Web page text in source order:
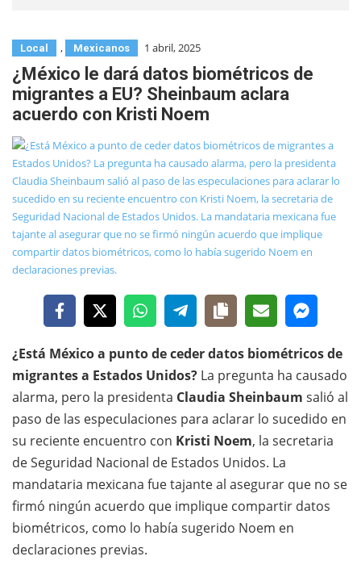
Local , Mexicanos 1 abril, 2025
¿México le dará datos biométricos de
migrantes a EU? Sheinbaum aclara
acuerdo con Kristi Noem
¿Está México a punto de ceder datos biométricos de
migrantes a Estados Unidos? La pregunta ha causado
alarma, pero la presidenta Claudia Sheinbaum salió al
paso de las especulaciones para aclarar lo sucedido en
su reciente encuentro con Kristi Noem, la secretaria
de Seguridad Nacional de Estados Unidos. La
mandataria mexicana fue tajante al asegurar que no se
firmó ningún acuerdo que implique compartir datos
biométricos, como lo había sugerido Noem en
declaraciones previas.